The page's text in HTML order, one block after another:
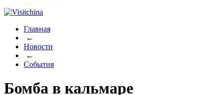
Главная
←
Новости
←
События
Бомба в кальмаре